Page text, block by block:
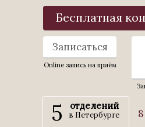
Бесплатная
Записаться
Online запись на приём
5 отделений
в Петербурге